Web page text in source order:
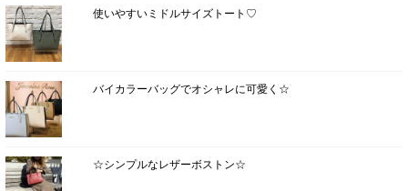
使いやすいミドルサイズトート♡
バイカラーバッグでオシャレに可愛く☆
☆シンプルなレザーボストン☆